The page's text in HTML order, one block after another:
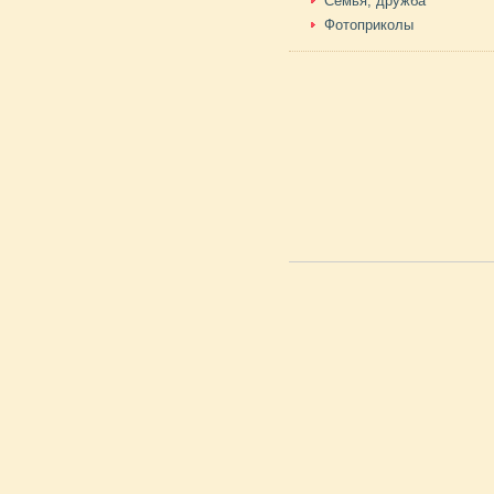
Фотоприколы